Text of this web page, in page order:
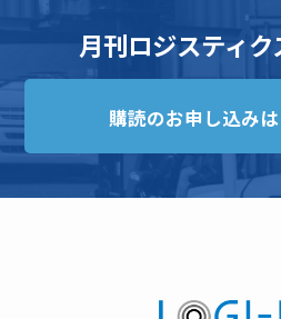
月刊ロジスティ
購読のお申し込み